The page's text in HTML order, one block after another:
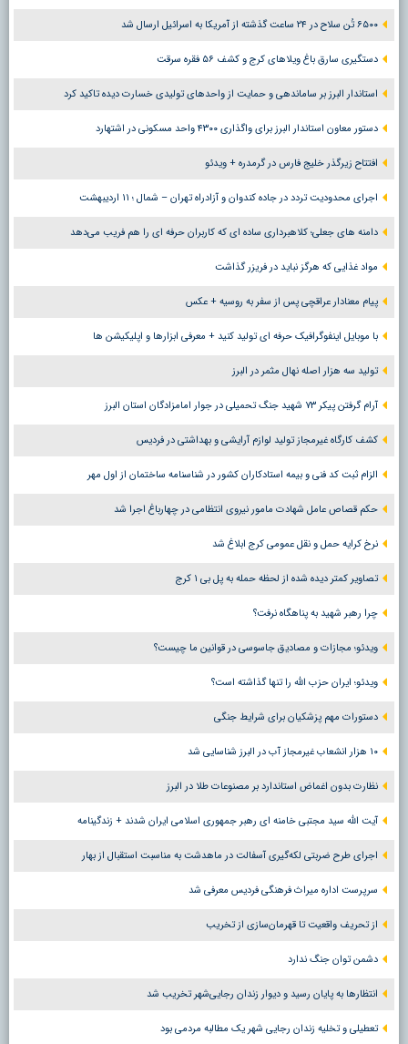
۶۵۰۰ تُن سلاح در ۲۴ ساعت گذشته از آمریکا به اسرائیل ارسال شد
دستگیری سارق باغ ویلاهای کرج و کشف ۵۶ فقره سرقت
استاندار البرز بر ساماندهی و حمایت از واحدهای تولیدی خسارت دیده تاکید کرد
دستور معاون استاندار البرز برای واگذاری ۴۳۰۰ واحد مسکونی در اشتهارد
افتتاح زیرگذر خلیج فارس در گرمدره + ویدئو
اجرای محدودیت تردد در جاده کندوان و آزادراه تهران – شمال ؛ ١١ اردیبهشت
دامنه های جعلی؛ کلاهبرداری ساده ای که کاربران حرفه ای را هم فریب می‌دهد
مواد غذایی که هرگز نباید در فریزر گذاشت
پیام معنادار عراقچی پس از سفر به روسیه + عکس
با موبایل اینفوگرافیک حرفه ای تولید کنید + معرفی ابزارها و اپلیکیشن ها
تولید سه هزار اصله نهال مثمر در البرز
آرام گرفتن پیکر ۷۳ شهید جنگ تحمیلی در جوار امامزادگان استان البرز
کشف کارگاه غیرمجاز تولید لوازم آرایشی و بهداشتی در فردیس
الزام ثبت کد فنی و بیمه استادکاران کشور در شناسنامه ساختمان از اول مهر
حکم قصاص عامل شهادت مامور نیروی انتظامی در چهارباغ اجرا شد
نرخ کرایه حمل و نقل عمومی کرج ابلاغ شد
تصاویر کمتر دیده شده از لحظه حمله به پل بی ۱ کرج
چرا رهبر شهید به پناهگاه نرفت؟
ویدئو؛ مجازات و مصادیق جاسوسی در قوانین ما چیست؟
ویدئو؛ ایران حزب الله را تنها گذاشته است؟
دستورات مهم پزشکیان برای شرایط جنگی
۱۰ هزار انشعاب غیرمجاز آب در البرز شناسایی شد
نظارت بدون اغماض استاندارد بر مصنوعات طلا در البرز
آیت الله سید مجتبی خامنه ای رهبر جمهوری اسلامی ایران شدند + زندگینامه
اجرای طرح ضربتی لکه‌گیری آسفالت در ماهدشت به مناسبت استقبال از بهار
سرپرست اداره میراث فرهنگی فردیس معرفی شد
از تحریف واقعیت تا قهرمان‌سازی از تخریب
دشمن توان جنگ ندارد
انتظارها به پایان رسید و دیوار زندان رجایی‌شهر تخریب شد
تعطیلی و تخلیه زندان رجایی شهر یک مطالبه مردمی بود